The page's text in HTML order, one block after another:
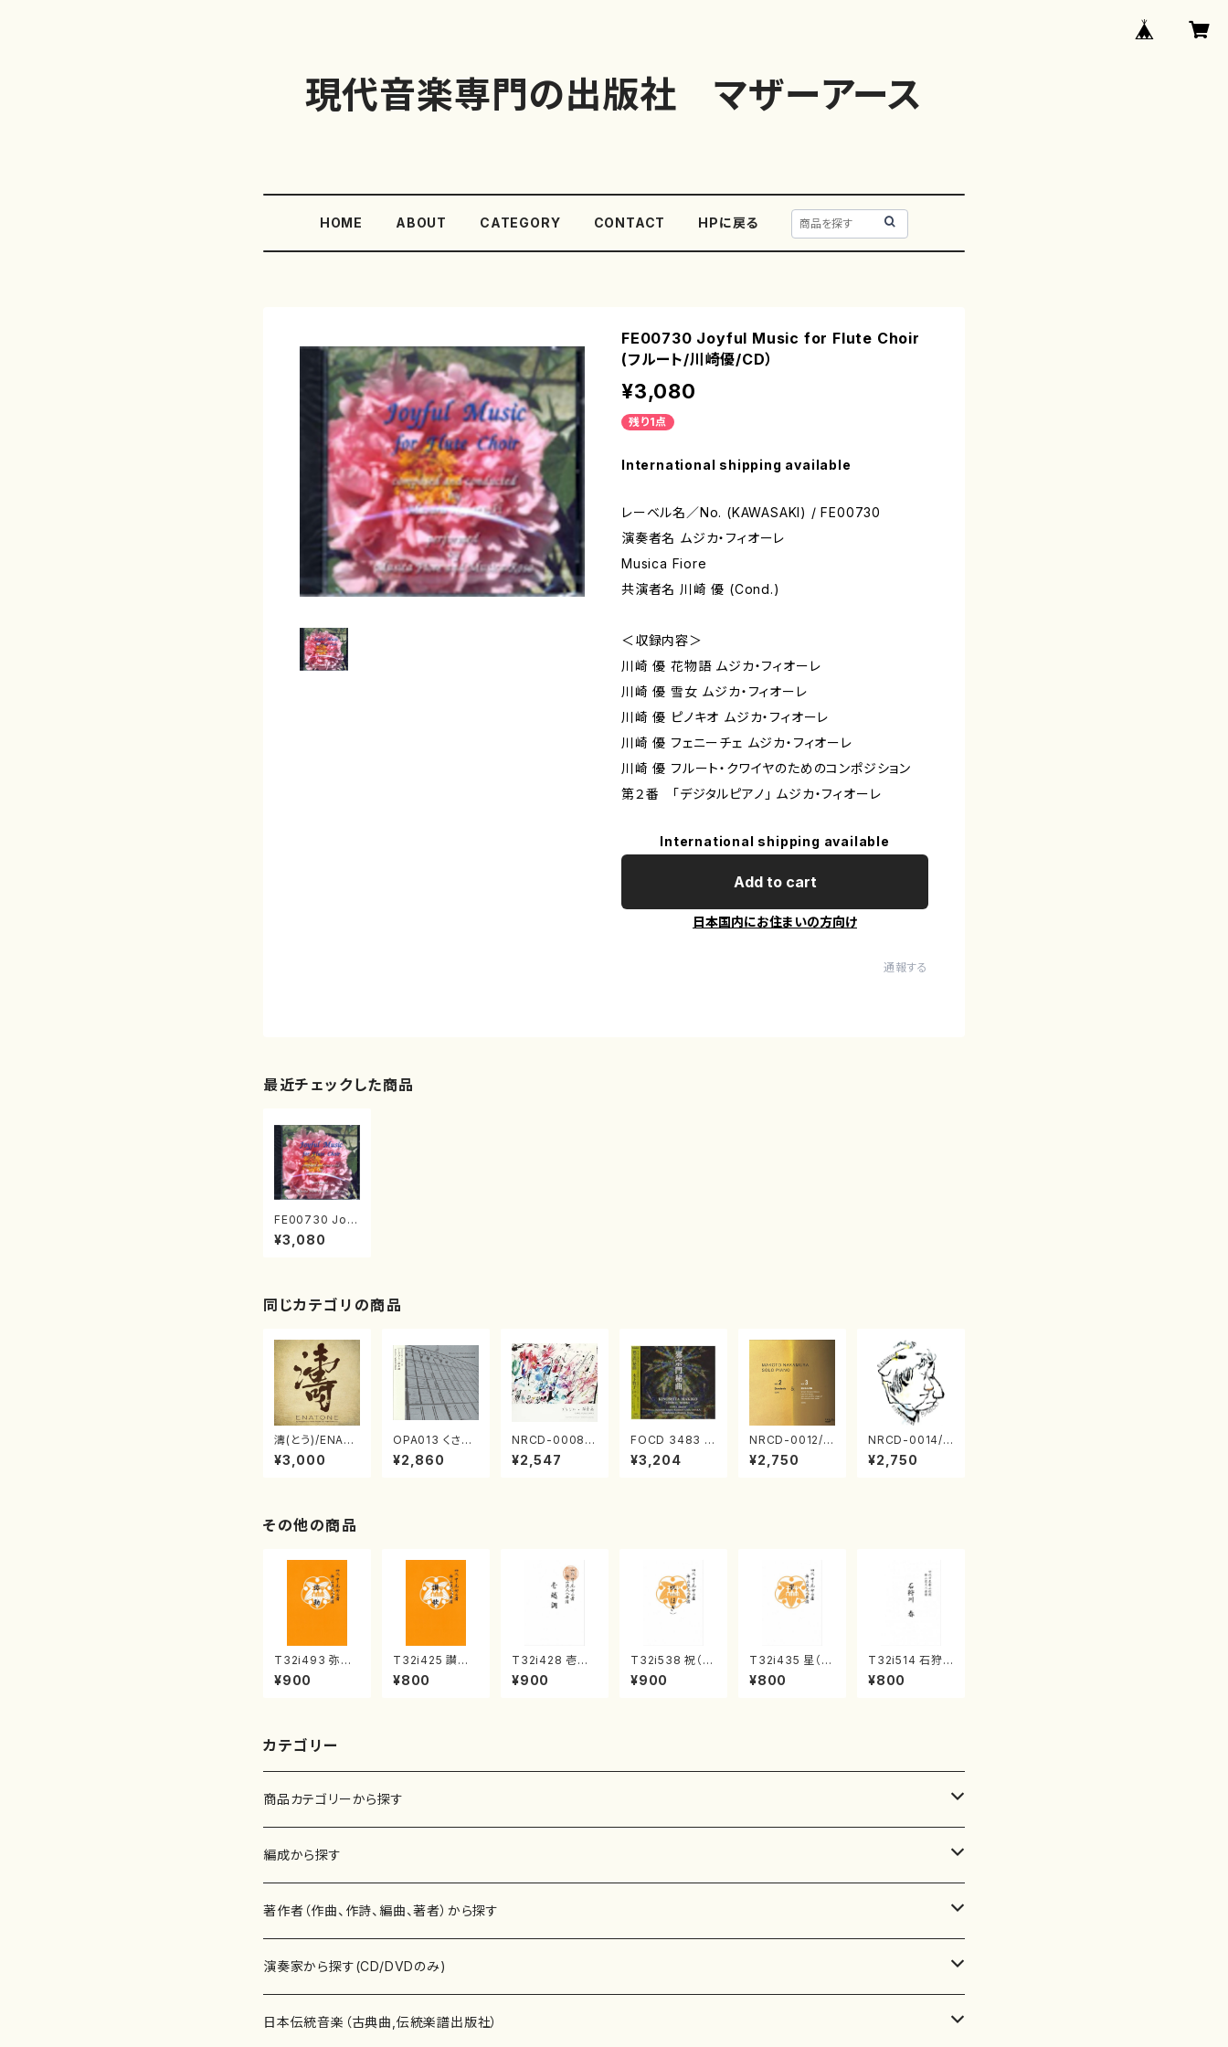
現代音楽専門の出版社 マザーアース
HOME ABOUT CATEGORY CONTACT HPに戻る
FE00730 Joyful Music for Flute Choir
(フルート/川崎優/CD）
¥3,080
残り1点
International shipping available
レーベル名／No. (KAWASAKI) / FE00730
演奏者名 ムジカ・フィオーレ
Musica Fiore
共演者名 川崎 優 (Cond.)
＜収録内容＞
川崎 優 花物語 ムジカ・フィオーレ
川崎 優 雪女 ムジカ・フィオーレ
川崎 優 ピノキオ ムジカ・フィオーレ
川崎 優 フェニーチェ ムジカ・フィオーレ
川崎 優 フルート・クワイヤのためのコンポジション
第２番 「デジタルピアノ」 ムジカ・フィオーレ
International shipping available
Add to cart
日本国内にお住まいの方向け
通報する
最近チェックした商品
FE00730 Joyf
ul Music for Fl
ute Choir (フル
¥3,080
同じカテゴリの商品
濤(とう)/ENAT
ONE エナトーネ
(CD)
¥3,000
OPA013 くさび
ら／諸井誠(電子
音楽／CD)
¥2,860
NRCD-0008
ブラジルの抽象
画（ギター, パー
¥2,547
FOCD 3483 邪
宗門秘曲(混声
合唱/木下牧子/
¥3,204
NRCD-0012/0
013 MAKOTO
NAKAMURA S
¥2,750
NRCD-0014/0
015 MAKOTO
NAKAMURA S
¥2,750
その他の商品
T32i493 弥勒
（尺八/野村正峰/
楽譜）都山流公
¥900
T32i425 讃歌
（尺八/筑紫歌都
子/楽譜）都山流
¥800
T32i428 壱越
調（尺八/初代 中
村双葉/楽譜）都
¥900
T32i538 祝（ほ
ぎ）（尺八/二代
池田静山/楽譜）
¥900
T32i435 星（尺
八/大月宗明/楽
譜）都山流公刊
¥800
T32i514 石狩
川 春（尺八/唯是
震一/楽譜）都山
¥800
カテゴリー
商品カテゴリーから探す
楽譜
書籍
書籍
テキストブック
CD・DVD
チケット
編成から探す
邦楽器
箏・琴（ソロ）
箏・琴（合奏）
合唱
混声合唱
歌・声
著作者（作曲、作詩、編曲、著者）から探す
あ行
青木省三(アオキ ショウゾウ)
か行
演奏家から探す(CD/DVDのみ)
邦楽（箏、三味線、尺八等）演奏家
日本伝統音楽（古典曲,伝統楽譜出版社）